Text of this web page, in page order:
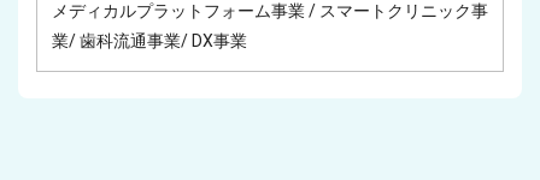
メディカルプラットフォーム事業 / スマートクリニック事
業/ 歯科流通事業/ DX事業